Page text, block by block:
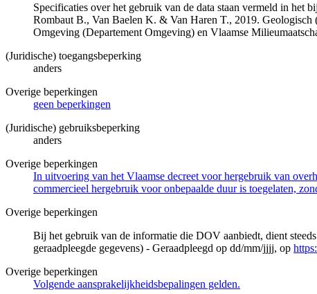
Specificaties over het gebruik van de data staan vermeld in
Rombaut B., Van Baelen K. & Van Haren T., 2019.
Omgeving (Departement Omgeving) en Vlaamse
(Juridische) toegangsbeperking
anders
Overige beperkingen
geen beperkingen
(Juridische) gebruiksbeperking
anders
Overige beperkingen
In uitvoering van het Vlaamse decreet voor hergebruik van
commercieel hergebruik voor onbepaalde duur is toegelaten,
Overige beperkingen
Bij het gebruik van de informatie die DOV aanbiedt, dient
geraadpleegde gegevens) - Geraadpleegd op dd/mm/jjjj, op
Overige beperkingen
Volgende aansprakelijkheidsbepalingen gelden.